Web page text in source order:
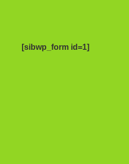
[sibwp_form id=1]